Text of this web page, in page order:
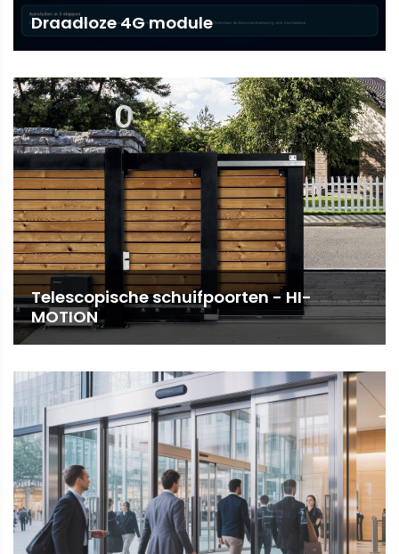
Draadloze 4G module
Telescopische schuifpoorten - HI-
MOTION